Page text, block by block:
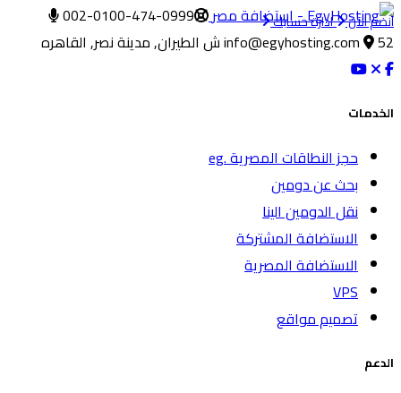
أنضم الآن ادارة حسابك
002-0100-474-0999
info@egyhosting.com
52 ش الطيران, مدينة نصر, القاهره
الخدمات
حجز النطاقات المصرية .eg
بحث عن دومين
نقل الدومين الينا
الاستضافة المشتركة
الاستضافة المصرية
VPS
تصميم مواقع
الدعم